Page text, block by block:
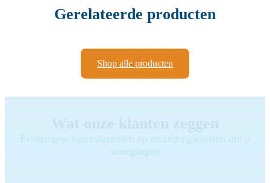
Gerelateerde producten
Shop alle producten
Ervaringen van tandartsen en mondhygiënisten die u
voorgingen